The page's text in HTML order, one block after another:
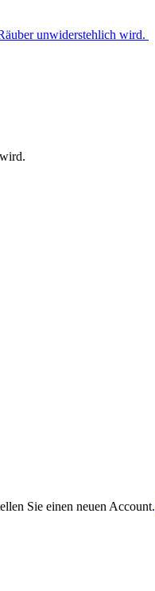
unwiderstehlich wird.
Sie einen neuen Account.